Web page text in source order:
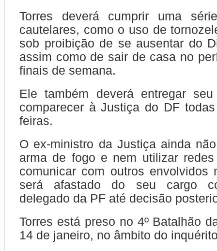
Torres deverá cumprir uma
cautelares, como o uso de
sob proibição de se ausentar do
assim como de sair de casa no
finais de semana.
Ele também deverá entregar
comparecer à Justiça do DF
feiras.
O ex-ministro da Justiça ainda
arma de fogo e nem utilizar
comunicar com outros envolvidos
será afastado do seu cargo
delegado da PF até decisão
Torres está preso no 4º Batalhão
14 de janeiro, no âmbito do